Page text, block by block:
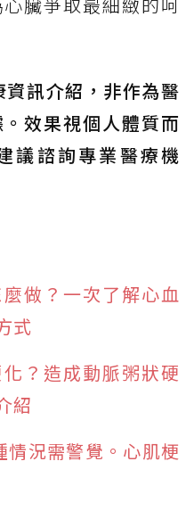
訊介紹，非作為醫
效果視個人體質而
議諮詢專業醫療機
做？一次了解心血
式
？造成動脈粥狀硬
紹
況需警覺。心肌梗